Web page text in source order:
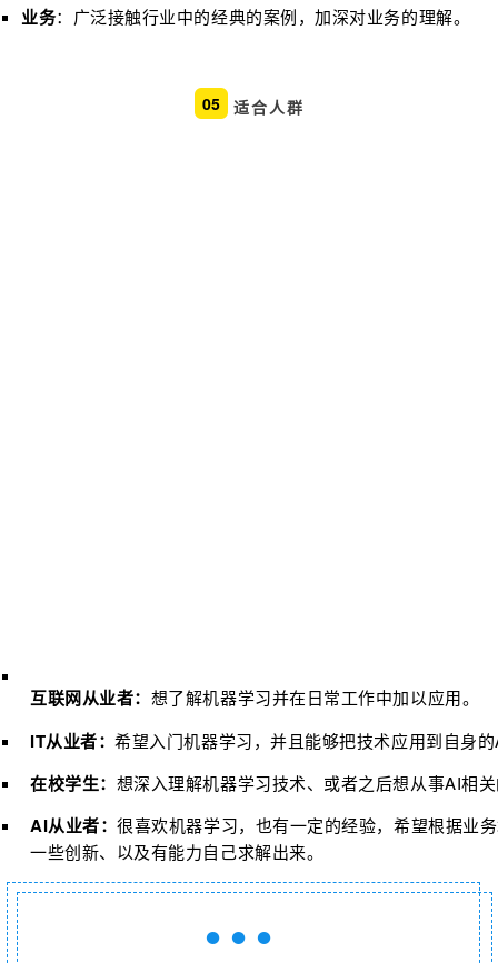
业务： 广泛接触行业中的经典的案例，加深对业务的理解。
05 适合人群
互联网从业者： 想了解机器学习并在日常工作中加以应用。
IT从业者：希望入门机器学习，并且能够把技术应用到自身
在校学生： 想深入理解机器学习技术、或者之后想从事AI相
AI从业者：很喜欢机器学习，也有一定的经验，希望根据业
一些创新、以及有能力自己求解出来。
●●●